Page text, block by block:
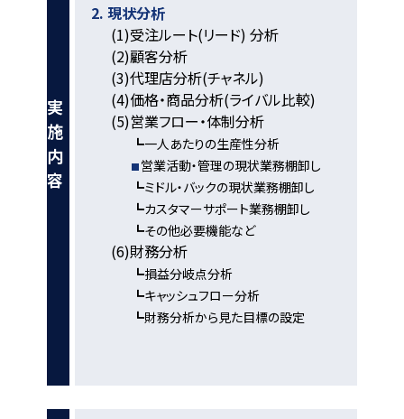
実
施
内
容
2. 現状分析
(1)受注ルート(リード) 分析
(2)顧客分析
(3)代理店分析(チャネル)
(4)価格・商品分析(ライバル比較)
(5)営業フロー・体制分析
┗一人あたりの生産性分析
営業活動・管理の現状業務棚卸し
┗ミドル・バックの現状業務棚卸し
┗カスタマーサポート業務棚卸し
┗その他必要機能など
(6)財務分析
┗損益分岐点分析
┗キャッシュフロー分析
┗財務分析から見た目標の設定